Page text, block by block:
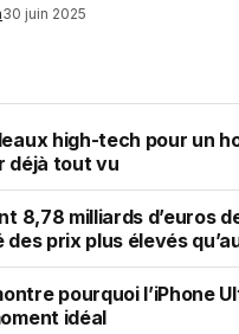
30 juin 2025
high-tech pour un
déjà tout vu
8,78 milliards d’euros
des prix plus élevés
pourquoi l’iPhone
idéal